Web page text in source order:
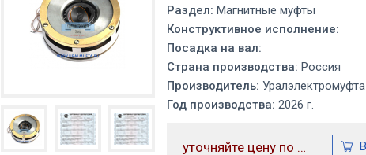
Раздел: Магнитные муфты
Конструктивное исполнение:
Посадка на вал:
Страна производства: Россия
Производитель: Уралэлектромуфта
Год производства: 2026 г.
уточняйте цену по телефону